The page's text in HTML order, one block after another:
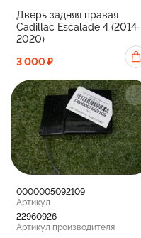
Дверь задняя правая
Cadillac Escalade 4 (2014-
2020)
3 000 ₽
0000005092109
Артикул
22960926
Артикул производителя